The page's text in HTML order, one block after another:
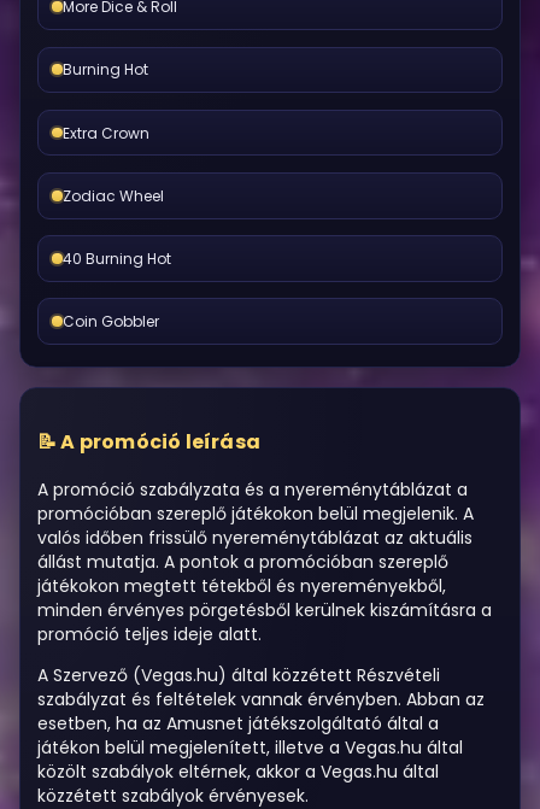
More Dice & Roll
Burning Hot
Extra Crown
Zodiac Wheel
40 Burning Hot
Coin Gobbler
A promóció leírása
A promóció szabályzata és a nyereménytáblázat a
promócióban szereplő játékokon belül megjelenik. A
valós időben frissülő nyereménytáblázat az aktuális
állást mutatja. A pontok a promócióban szereplő
játékokon megtett tétekből és nyereményekből,
minden érvényes pörgetésből kerülnek kiszámításra a
promóció teljes ideje alatt.
A Szervező (Vegas.hu) által közzétett Részvételi
szabályzat és feltételek vannak érvényben. Abban az
esetben, ha az Amusnet játékszolgáltató által a
játékon belül megjelenített, illetve a Vegas.hu által
közölt szabályok eltérnek, akkor a Vegas.hu által
közzétett szabályok érvényesek.